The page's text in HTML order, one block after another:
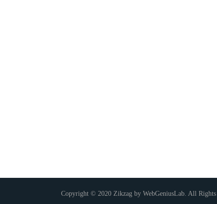
Copyright © 2020 Zikzag by WebGeniusLab. All Rights